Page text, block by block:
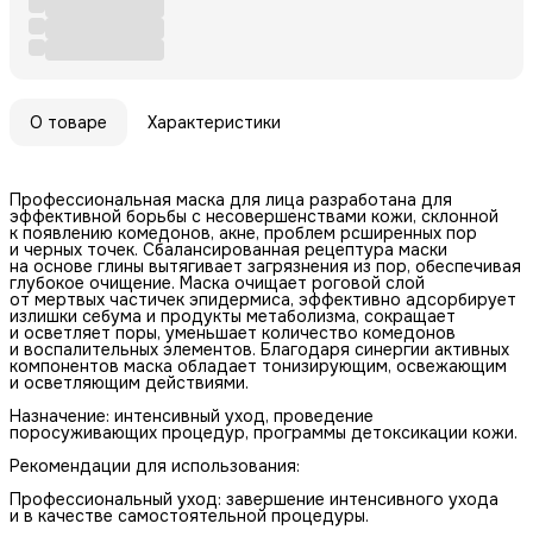
О товаре Характеристики
Профессиональная маска для лица разработана для
эффективной борьбы с несовершенствами кожи, склонной
к появлению комедонов, акне, проблем рсширенных пор
и черных точек. Сбалансированная рецептура маски
на основе глины вытягивает загрязнения из пор, обеспечивая
глубокое очищение. Маска очищает роговой слой
от мертвых частичек эпидермиса, эффективно адсорбирует
излишки себума и продукты метаболизма, сокращает
и осветляет поры, уменьшает количество комедонов
и воспалительных элементов. Благодаря синергии активных
компонентов маска обладает тонизирующим, освежающим
и осветляющим действиями.
Назначение: интенсивный уход, проведение
поросуживающих процедур, программы детоксикации кожи.
Рекомендации для использования:
Профессиональный уход: завершение интенсивного ухода
и в качестве самостоятельной процедуры.